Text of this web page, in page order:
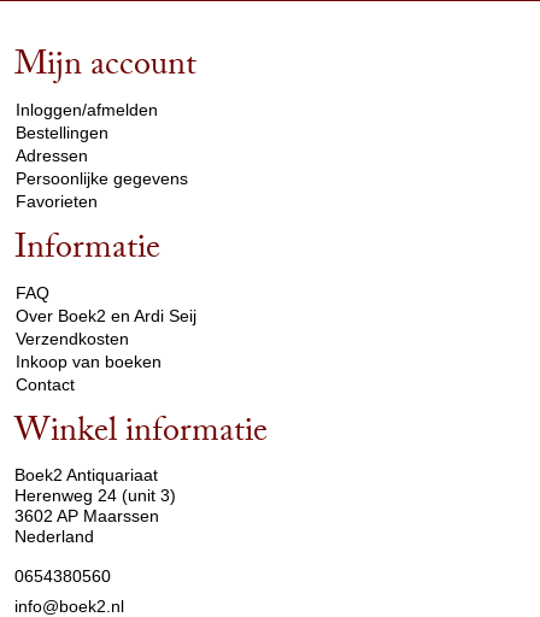
Mijn account
Inloggen/afmelden
Bestellingen
Adressen
Persoonlijke gegevens
Favorieten
Informatie
FAQ
Over Boek2 en Ardi Seij
Verzendkosten
Inkoop van boeken
Contact
Winkel informatie
Boek2 Antiquariaat
Herenweg 24 (unit 3)
3602 AP Maarssen
Nederland
0654380560
info@boek2.nl